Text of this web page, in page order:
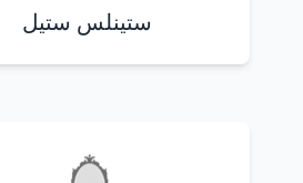
ستينلس ستيل